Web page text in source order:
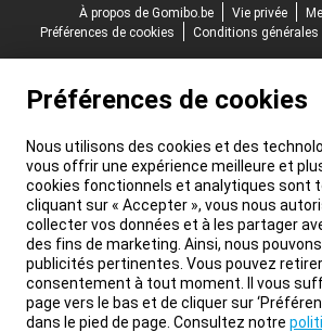
À propos de Gomibo.be
Vie privée
Préférences de cookies
Conditions générales
Préférences de cookies
Nous utilisons des cookies et des
vous offrir une expérience meilleure et
cookies fonctionnels et analytiques sont
cliquant sur « Accepter », vous nous
collecter vos données et à les partager
des fins de marketing. Ainsi, nous
publicités pertinentes. Vous pouvez
consentement à tout moment. Il vous
page vers le bas et de cliquer sur
dans le pied de page. Consultez notre